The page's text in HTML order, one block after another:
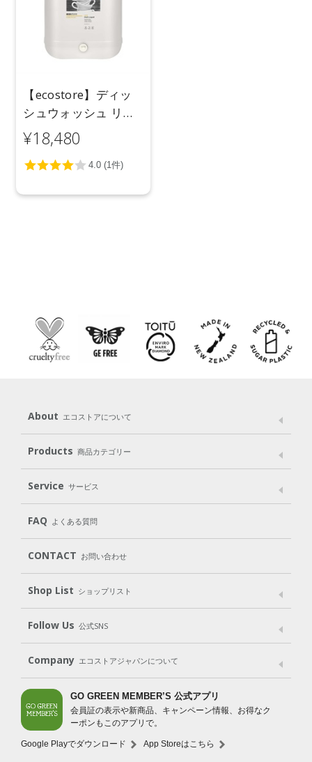
【ecostore】ディッ
シュウォッシュ リキ
ッド ＜レモン＞バル
ク 20L
¥18,480
About エコストアについて
メッセージ ブランドストーリー
パッケージへのこだわり
動物実験をしない
Products 商品カテゴリー
Laundry
Cleaning Baby Kids
Body（ボディ） Hair（ヘア） Oral care（オーラルケア）
Goods （グッズ）
Gift set
Service サービス
User Guide
Subscription（定期便）
FAQ よくある質問
CONTACT お問い合わせ
Shop List ショップリスト
Shop List
Follow Us 公式SNS
LINE＠ Instagram Facebook
Company エコストアジャパンについて
会社案内 ご利用規約
プライバシーポリシー
特定商取引法に基づく表示
免責事項
法人会員サービス
New Zealand Site
GO GREEN MEMBER’S 公式アプリ
会員証の表示や新商品、キャンペーン情報、お得なク
ーポンもこのアプリで。
Google Playでダウンロード App Storeはこちら